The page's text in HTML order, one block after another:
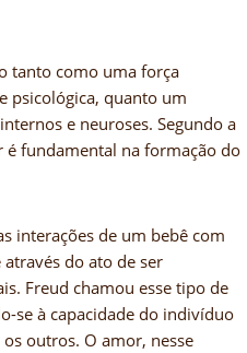
tanto como uma força
psicológica, quanto um
e neuroses. Segundo a
é fundamental na formação do
interações de um bebê com
do ato de ser
Freud chamou esse tipo de
se à capacidade do indivíduo
outros. O amor, nesse